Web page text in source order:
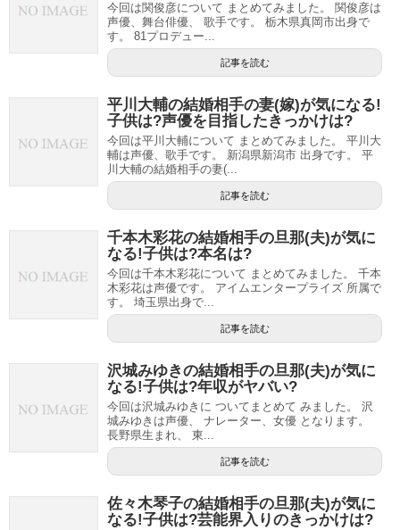
今回は関俊彦について まとめてみました。 関俊彦は
声優、舞台俳優、 歌手です。 栃木県真岡市出身で
す。 81プロデュー...
記事を読む
平川大輔の結婚相手の妻(嫁)が気になる!
子供は?声優を目指したきっかけは?
今回は平川大輔について まとめてみました。 平川大
輔は声優、歌手です。 新潟県新潟市 出身です。 平
川大輔の結婚相手の妻(...
記事を読む
千本木彩花の結婚相手の旦那(夫)が気に
なる!子供は?本名は?
今回は千本木彩花について まとめてみました。 千本
木彩花は声優です。 アイムエンタープライズ 所属で
す。 埼玉県出身で...
記事を読む
沢城みゆきの結婚相手の旦那(夫)が気に
なる!子供は?年収がヤバい?
今回は沢城みゆきに ついてまとめて みました。 沢
城みゆきは声優、 ナレーター、女優 となります。
長野県生まれ、 東...
記事を読む
佐々木琴子の結婚相手の旦那(夫)が気に
なる!子供は?芸能界入りのきっかけは?